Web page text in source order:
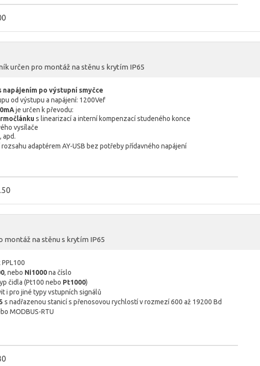
určen pro montáž na stěnu s krytím IP65
napájením po výstupní smyčce
od výstupu a napájení: 1200Vef
je určen k převodu:
s linearizací a interní kompenzací studeného konce
vysílače
apd.
adaptérem AY-USB bez potřeby přídavného napájení
na stěnu s krytím IP65
, nebo Ni1000na číslo
čidla (Pt100 nebo Pt1000)
i pro jiné typy vstupních signálů
s nadřazenou stanicí s přenosovou rychlostí v rozmezí 600 až 19200 Bd
MODBUS-RTU